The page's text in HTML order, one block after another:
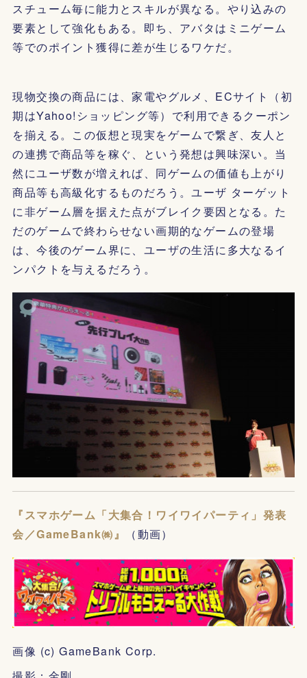
スチューム毎に能力とスキルが異なる。やり込みの
要素として強化もある。即ち、アバタはミニゲーム
等でのポイント獲得に差が生じるワケだ。
現物交換の商品には、家電やグルメ、ECサイト（初
期はYahoo!ショッピング等）で利用できるクーポン
を揃える。この仮想と現実をゲームで繋ぎ、友人と
の連携で商品等を稼ぐ、という発想は興味深い。当
然にユーザ数が増えれば、同ゲームの価値も上がり
商品等も高級化するものだろう。ユーザ ターゲット
に非ゲーム層を据えた点がブレイク要因となる。た
だのゲームで終わらせない画期的なゲームの登場
は、今後のゲーム界に、ユーザの生活に多大なるイ
ンパクトを与えるだろう。
『スマホゲーム「大集合！ワイワイパーティ」発表
会／GameBank㈱』
（動画）
画像 (c) GameBank Corp.